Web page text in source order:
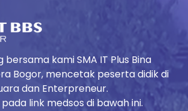
kami SMA IT Plus Bina
Bogor, mencetak peserta didik di
dan Enterpreneur.
link medsos di bawah ini.